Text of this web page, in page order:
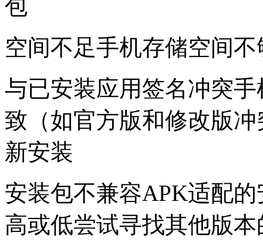
包
空间不足手机存储空间
与已安装应用签名冲突
致（如官方版和修改版
新安装
安装包不兼容APK适配
高或低尝试寻找其他版